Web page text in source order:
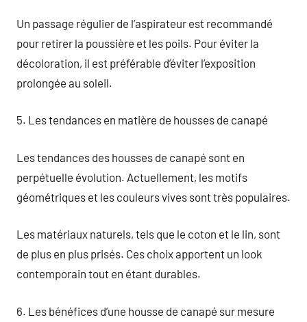
Un passage régulier de l’aspirateur est recommandé
pour retirer la poussière et les poils. Pour éviter la
décoloration, il est préférable d’éviter l’exposition
prolongée au soleil.
5. Les tendances en matière de housses de canapé
Les tendances des housses de canapé sont en
perpétuelle évolution. Actuellement, les motifs
géométriques et les couleurs vives sont très populaires.
Les matériaux naturels, tels que le coton et le lin, sont
de plus en plus prisés. Ces choix apportent un look
contemporain tout en étant durables.
6. Les bénéfices d’une housse de canapé sur mesure